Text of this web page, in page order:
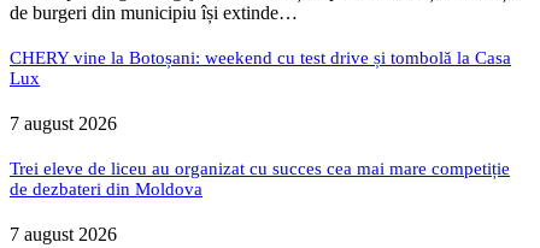
de burgeri din municipiu își extinde…
CHERY vine la Botoșani: weekend cu test drive și tombolă la Casa
Lux
7 august 2026
Trei eleve de liceu au organizat cu succes cea mai mare competiție
de dezbateri din Moldova
7 august 2026